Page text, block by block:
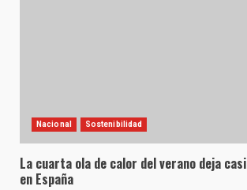
Nacional Sostenibilidad
La cuarta ola de calor del verano deja
en España